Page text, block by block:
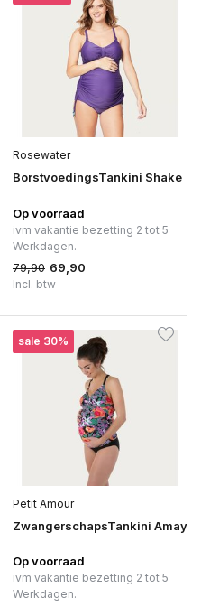
Rosewater
BorstvoedingsTankini Shake
Op voorraad
ivm vakantie bezetting 2 tot 5
Werkdagen.
79,90 69,90
Incl. btw
sale 30%
Petit Amour
ZwangerschapsTankini Amay
Op voorraad
ivm vakantie bezetting 2 tot 5
Werkdagen.